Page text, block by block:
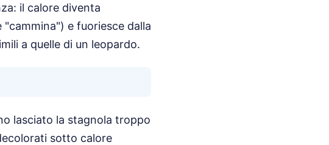
il calore diventa
e fuoriesce dalla
a quelle di un leopardo.
lasciato la stagnola troppo
sotto calore